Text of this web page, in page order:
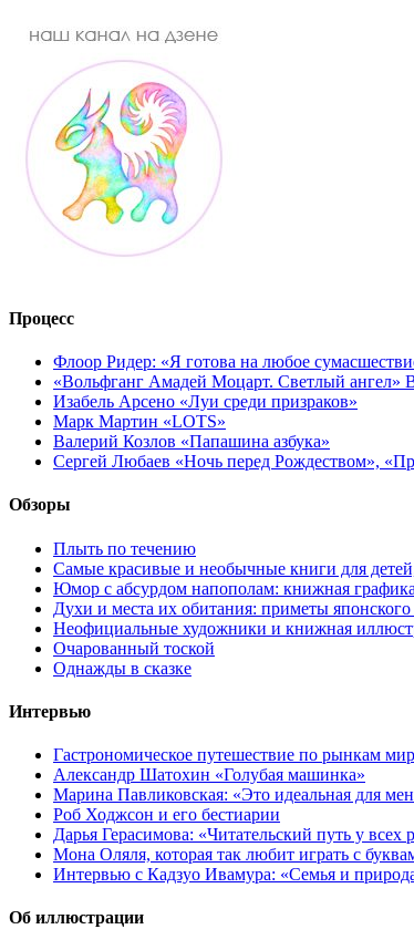
Процесс
Флоор Ридер: «Я готова на любое
«Вольфганг Амадей Моцарт. Светлый ангел»
Изабель Арсено «Луи среди призраков»
Марк Мартин «LOTS»
Валерий Козлов «Папашина азбука»
Сергей Любаев «Ночь перед Рождеством»,
Обзоры
Плыть по течению
Самые красивые и необычные книги для
Юмор с абсурдом напополам: книжная
Духи и места их обитания: приметы
Неофициальные художники и книжная
Очарованный тоской
Однажды в сказке
Интервью
Гастрономическое путешествие по рынкам
Александр Шатохин «Голубая машинка»
Марина Павликовская: «Это идеальная для
Роб Ходжсон и его бестиарии
Дарья Герасимова: «Читательский путь у
Мона Оляля, которая так любит играть с
Интервью с Кадзуо Ивамура: «Семья и
Об иллюстрации